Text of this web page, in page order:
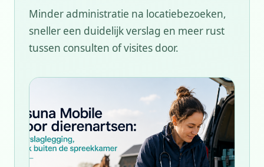
Minder administratie na locatiebezoeken,
sneller een duidelijk verslag en meer rust
tussen consulten of visites door.